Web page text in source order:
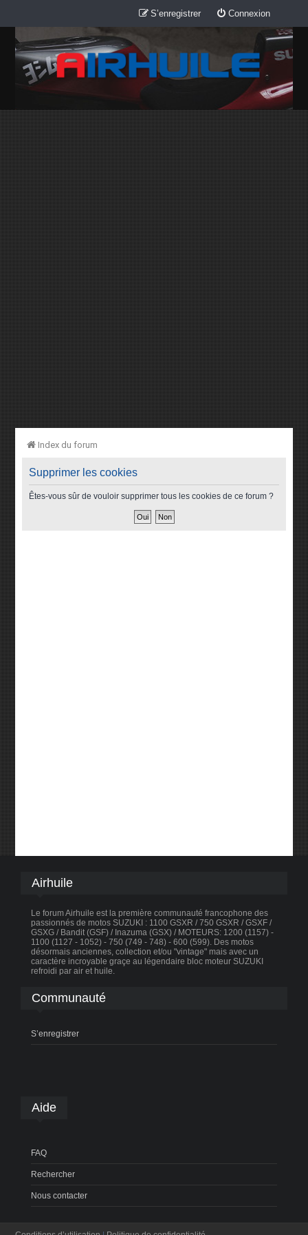
Connexion
S’enregistrer
Index du forum
Supprimer les cookies
Êtes-vous sûr de vouloir supprimer tous les cookies de ce forum ?
Airhuile
Le forum Airhuile est la première communauté francophone des
passionnés de motos SUZUKI : 1100 GSXR / 750 GSXR / GSXF /
GSXG / Bandit (GSF) / Inazuma (GSX) / MOTEURS: 1200 (1157) -
1100 (1127 - 1052) - 750 (749 - 748) - 600 (599). Des motos
désormais anciennes, collection et/ou "vintage" mais avec un
caractère incroyable graçe au légendaire bloc moteur SUZUKI
refroidi par air et huile.
Communauté
S’enregistrer
Aide
FAQ
Rechercher
Nous contacter